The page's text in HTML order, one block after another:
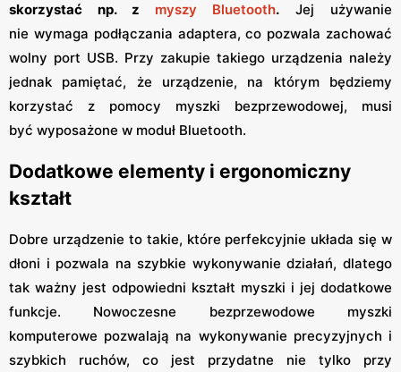
skorzystać np. z myszy Bluetooth. Jej używanie
nie wymaga podłączania adaptera, co pozwala zachować
wolny port USB. Przy zakupie takiego urządzenia należy
jednak pamiętać, że urządzenie, na którym będziemy
korzystać z pomocy myszki bezprzewodowej, musi
być wyposażone w moduł Bluetooth.
Dodatkowe elementy i ergonomiczny
kształt
Dobre urządzenie to takie, które perfekcyjnie układa się w
dłoni i pozwala na szybkie wykonywanie działań, dlatego
tak ważny jest odpowiedni kształt myszki i jej dodatkowe
funkcje. Nowoczesne bezprzewodowe myszki
komputerowe pozwalają na wykonywanie precyzyjnych i
szybkich ruchów, co jest przydatne nie tylko przy